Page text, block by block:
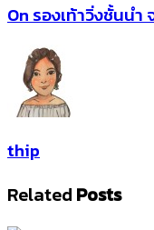
On รองเท้าวิ่งชั้นน
thip
Related Posts